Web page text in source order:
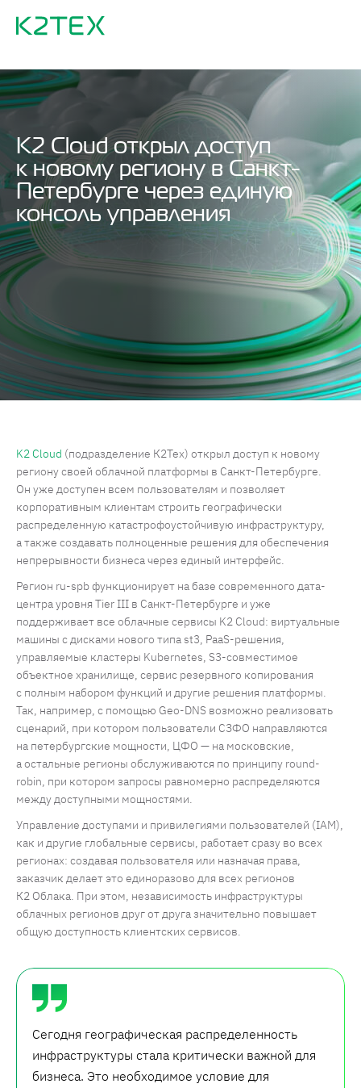
K2 Cloud открыл доступ
к новому региону в Санкт-
Петербурге через единую
консоль управления
K2 Cloud (подразделение К2Тех) открыл доступ к новому
региону своей облачной платформы в Санкт-Петербурге.
Он уже доступен всем пользователям и позволяет
корпоративным клиентам строить географически
распределенную катастрофоустойчивую инфраструктуру,
а также создавать полноценные решения для обеспечения
непрерывности бизнеса через единый интерфейс.
Регион ru-spb функционирует на базе современного дата-
центра уровня Tier III в Санкт-Петербурге и уже
поддерживает все облачные сервисы K2 Cloud: виртуальные
машины с дисками нового типа st3, PaaS-решения,
управляемые кластеры Kubernetes, S3-совместимое
объектное хранилище, сервис резервного копирования
с полным набором функций и другие решения платформы.
Так, например, с помощью Geo-DNS возможно реализовать
сценарий, при котором пользователи СЗФО направляются
на петербургские мощности, ЦФО — на московские,
а остальные регионы обслуживаются по принципу round-
robin, при котором запросы равномерно распределяются
между доступными мощностями.
Управление доступами и привилегиями пользователей (IAM),
как и другие глобальные сервисы, работает сразу во всех
регионах: создавая пользователя или назначая права,
заказчик делает это единоразово для всех регионов
К2 Облака. При этом, независимость инфраструктуры
облачных регионов друг от друга значительно повышает
общую доступность клиентских сервисов.
Сегодня географическая распределенность
инфраструктуры стала критически важной для
бизнеса. Это необходимое условие для